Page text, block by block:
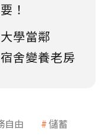
！
學當鄰
舍變養老房
自由
儲蓄